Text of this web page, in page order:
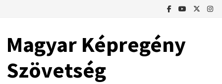
Magyar Képregény
Szövetség